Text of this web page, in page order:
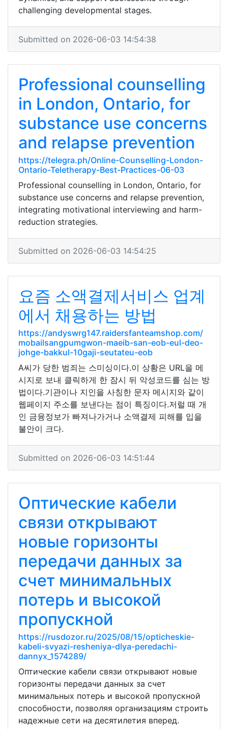
challenging developmental stages.
Submitted on 2026-06-03 14:54:38
Professional counselling
in London, Ontario, for
substance use concerns
and relapse prevention
https://telegra.ph/Online-Counselling-London-
Ontario-Teletherapy-Best-Practices-06-03
Professional counselling in London, Ontario, for
substance use concerns and relapse prevention,
integrating motivational interviewing and harm-
reduction strategies.
Submitted on 2026-06-03 14:54:25
요즘 소액결제서비스 업계
에서 채용하는 방법
https://andyswrg147.raidersfanteamshop.com/
mobailsangpumgwon-maeib-san-eob-eul-deo-
johge-bakkul-10gaji-seutateu-eob
A씨가 당한 범죄는 스미싱이다.이 상황은 URL을 메
시지로 보내 클릭하게 한 잠시 뒤 악성코드를 심는 방
법이다.기관이나 지인을 사칭한 문자 메시지와 같이
웹페이지 주소를 보낸다는 점이 특징이다.저럴 때 개
인 금융정보가 빠져나가거나 소액결제 피해를 입을
불안이 크다.
Submitted on 2026-06-03 14:51:44
Оптические кабели
связи открывают
новые горизонты
передачи данных за
счет минимальных
потерь и высокой
пропускной
https://rusdozor.ru/2025/08/15/opticheskie-
kabeli-svyazi-resheniya-dlya-peredachi-
dannyx_1574289/
Оптические кабели связи открывают новые
горизонты передачи данных за счет
минимальных потерь и высокой пропускной
способности, позволяя организациям строить
надежные сети на десятилетия вперед.